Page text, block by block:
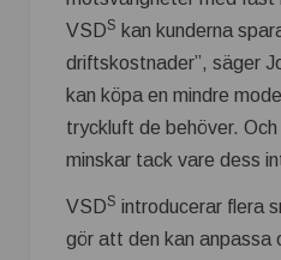
VSDS kan kunderna
driftskostnader”, säger
kan köpa en mindre
tryckluft de behöver.
minskar tack vare dess
VSDS introducerar flera
gör att den kan anpassa